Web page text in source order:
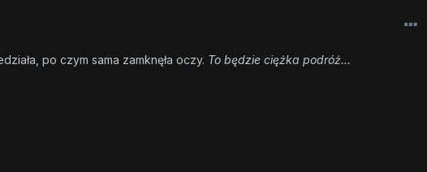
po czym sama zamknęła oczy. To będzie ciężka podróż...